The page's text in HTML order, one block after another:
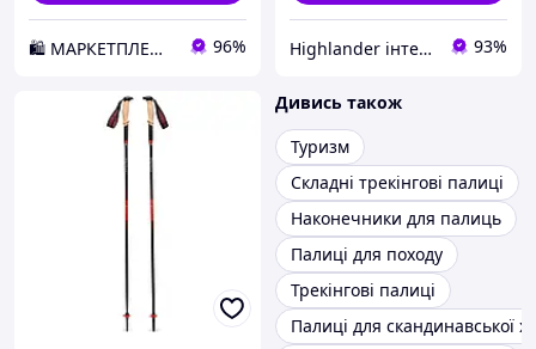
🛍️ МАРКЕТПЛЕЙС DMD 96% Highlander інтернет-магазин 93%
Дивись також
Туризм
Складні трекінгові палиці
Наконечники для палиць
Палиці для походу
Трекінгові палиці
Палиці для скандинавської